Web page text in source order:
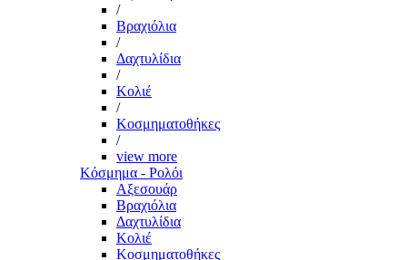
/
Βραχιόλια
/
Δαχτυλίδια
/
Κολιέ
/
Κοσμηματοθήκες
/
view more
Κόσμημα - Ρολόι
Αξεσουάρ
Βραχιόλια
Δαχτυλίδια
Κολιέ
Κοσμηματοθήκες